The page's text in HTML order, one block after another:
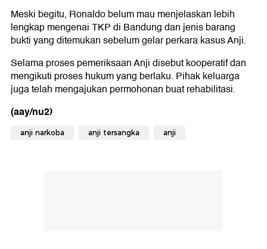
Meski begitu, Ronaldo belum mau menjelaskan lebih
lengkap mengenai TKP di Bandung dan jenis barang
bukti yang ditemukan sebelum gelar perkara kasus Anji.
Selama proses pemeriksaan Anji disebut kooperatif dan
mengikuti proses hukum yang berlaku. Pihak keluarga
juga telah mengajukan permohonan buat rehabilitasi.
(aay/nu2)
anji narkoba anji tersangka anji